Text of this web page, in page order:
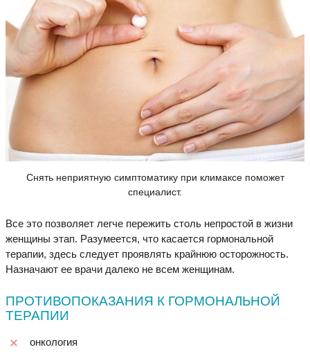
Снять неприятную симптоматику при климаксе поможет
специалист.
Все это позволяет легче пережить столь непростой в жизни
женщины этап. Разумеется, что касается гормональной
терапии, здесь следует проявлять крайнюю осторожность.
Назначают ее врачи далеко не всем женщинам.
ПРОТИВОПОКАЗАНИЯ К ГОРМОНАЛЬНОЙ
ТЕРАПИИ
онкология